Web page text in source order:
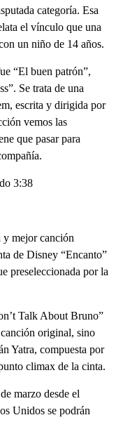
categoría. Esa
el vínculo que una
un niño de 14 años.
“El buen patrón”,
Se trata de una
escrita y dirigida por
vemos las
que pasar para
3:38
y mejor canción
de Disney “Encanto”
preseleccionada por la
Talk About Bruno”
original, sino
Yatra, compuesta por
climax de la cinta.
marzo desde el
Unidos se podrán